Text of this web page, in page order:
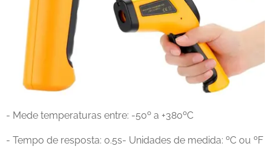
- Mede temperaturas entre: -50º a +380ºC
- Tempo de resposta: 0.5s- Unidades de medida: ºC ou ºF